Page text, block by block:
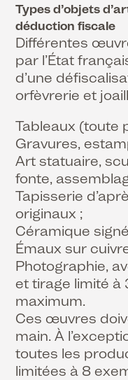
Types d’objets
déduction fiscale
Différentes
par l’État
d’une
orfèvrerie et
Tableaux (toute
Gravures,
Art statuaire,
fonte,
Tapisserie
originaux ;
Céramique
Émaux sur
Photographie,
et tirage limité à
maximum.
Ces œuvres
main. À
toutes les
limitées à 8